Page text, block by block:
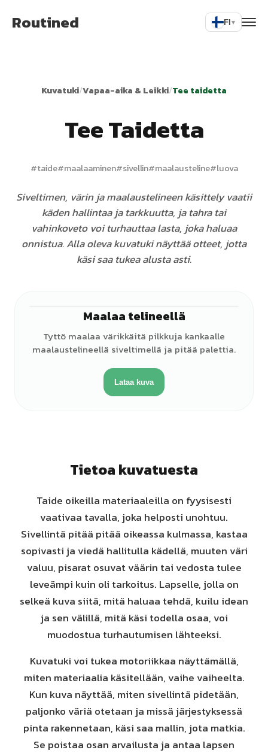
Routined FI▾
Kuvatuki/Vapaa-aika & Leikki/Tee taidetta
Tee Taidetta
#taide#maalaaminen#sivellin#maalausteline#luova
Siveltimen, värin ja maalaustelineen käsittely vaatii
käden hallintaa ja tarkkuutta, ja tahra tai
vahinkoveto voi turhauttaa lasta, joka haluaa
onnistua. Alla oleva kuvatuki näyttää otteet, jotta
käsi saa tukea alusta asti.
Maalaa telineellä
Tyttö maalaa värikkäitä pilkkuja kankaalle
maalaustelineellä siveltimellä ja pitää palettia.
Lataa kuva
Tietoa kuvatuesta
Taide oikeilla materiaaleilla on fyysisesti
vaativaa tavalla, joka helposti unohtuu.
Sivellintä pitää pitää oikeassa kulmassa, kastaa
sopivasti ja viedä hallitulla kädellä, muuten väri
valuu, pisarat osuvat väärin tai vedosta tulee
leveämpi kuin oli tarkoitus. Lapselle, jolla on
selkeä kuva siitä, mitä haluaa tehdä, kuilu idean
ja sen välillä, mitä käsi todella osaa, voi
muodostua turhautumisen lähteeksi.
Kuvatuki voi tukea motoriikkaa näyttämällä,
miten materiaalia käsitellään, vaihe vaiheelta.
Kun kuva näyttää, miten sivellintä pidetään,
paljonko väriä otetaan ja missä järjestyksessä
pinta rakennetaan, käsi saa mallin, jota matkia.
Se poistaa osan arvailusta ja antaa lapsen